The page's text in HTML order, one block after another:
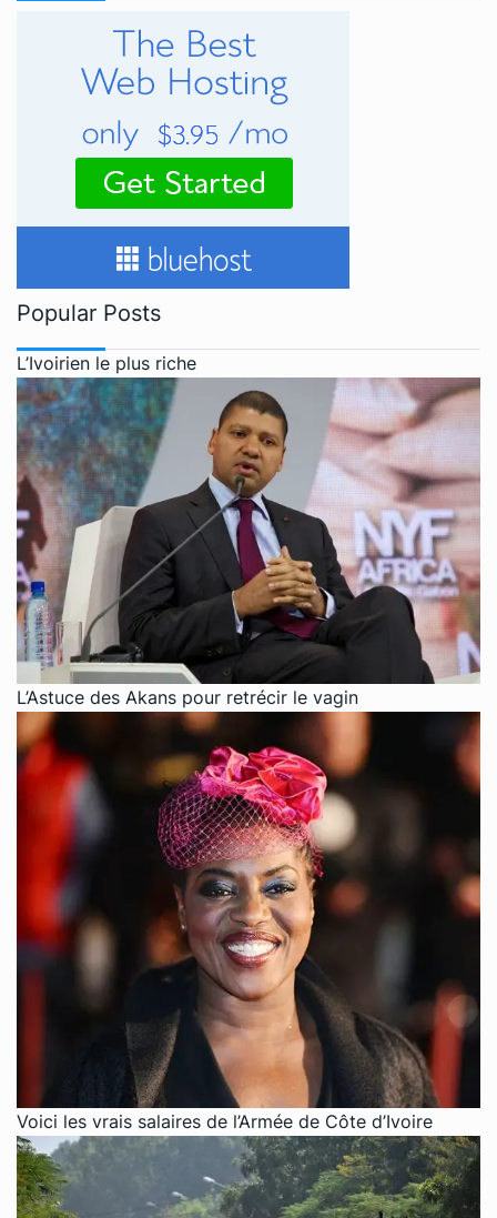
Popular Posts
L’Ivoirien le plus riche
L’Astuce des Akans pour retrécir le vagin
Voici les vrais salaires de l’Armée de Côte d’Ivoire